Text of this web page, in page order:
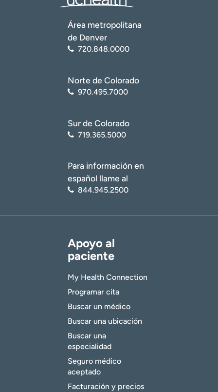
Área metropolitana
de Denver
720.848.0000
Norte de Colorado
970.495.7000
Sur de Colorado
719.365.5000
Para información en
español llame al
844.945.2500
Apoyo al
paciente
My Health Connection
Programar cita
Buscar un médico
Buscar una ubicación
Buscar una
especialidad
Seguro médico
aceptado
Facturación y precios